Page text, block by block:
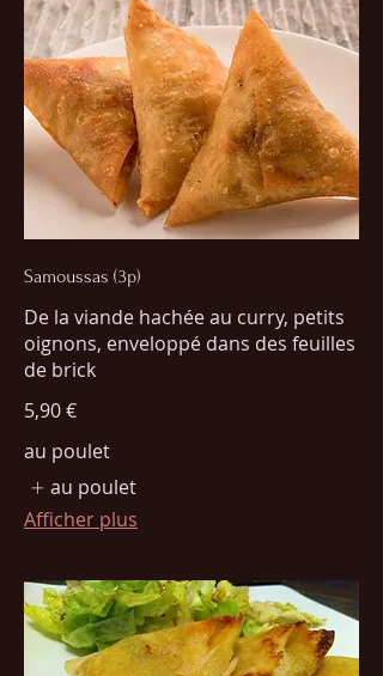
Samoussas (3p)
De la viande hachée au curry, petits
oignons, enveloppé dans des feuilles
de brick
5,90 €
au poulet
au poulet
Afficher plus